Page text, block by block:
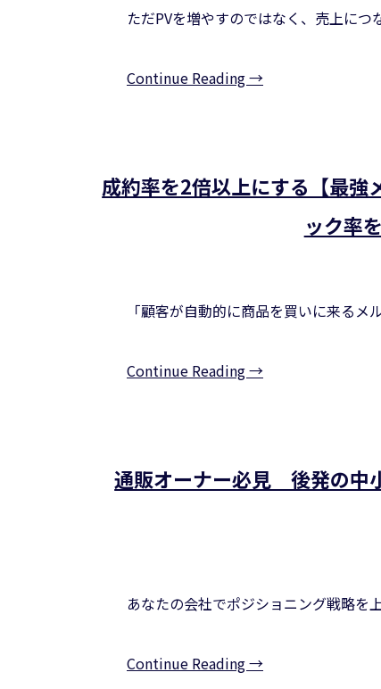
ただPVを増やすのではなく、売上につ
Continue Reading →
成約率を2倍以上にする【最強
ック率
「顧客が自動的に商品を買いに来るメ
Continue Reading →
通販オーナー必見 後発の中
あなたの会社でポジショニング戦略を
Continue Reading →